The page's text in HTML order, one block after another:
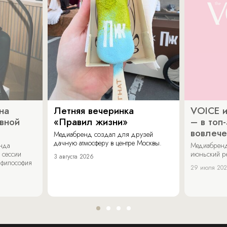
Летняя вечеринка
«Правил жизни»
Медиабренд создал для друзей
дачную атмосферу в центре Москвы.
3 августа 2026
VOICE
– в
июньский
29 июля